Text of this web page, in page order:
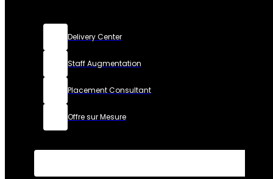
Delivery Center
Staff Augmentation
Placement Consultant
Offre sur Mesure